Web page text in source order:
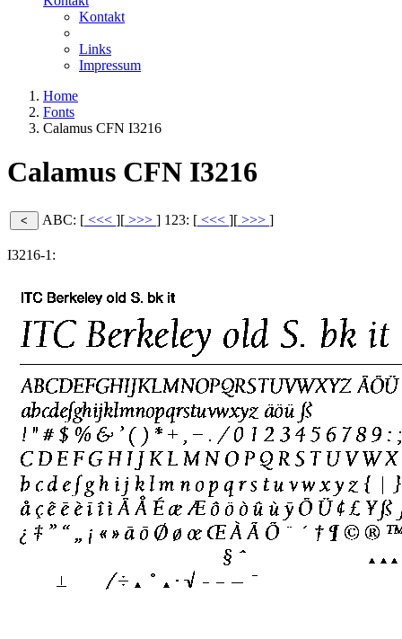
Kontakt
Links
Impressum
Home
Fonts
Calamus CFN I3216
Calamus CFN I3216
ABC: [ <<< ][ >>> ] 123: [ <<< ][ >>> ]
I3216-1: